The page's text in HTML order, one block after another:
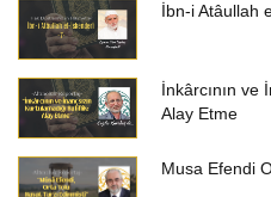
İbn-i Atâullah
İnkârcının ve
Alay Etme
Musa Efendi